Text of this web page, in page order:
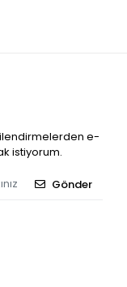
e-
istiyorum.
Gönder